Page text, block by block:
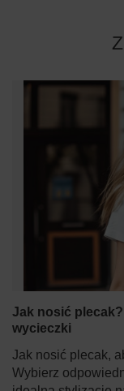
Jak nosić
wycieczki
Jak nosić plecak,
Wybierz